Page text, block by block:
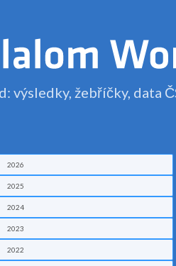
výsledky, žebříčky, data
2026
2025
2024
2023
2022